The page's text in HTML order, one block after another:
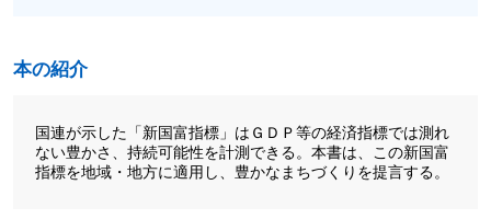
本の紹介
国連が示した「新国富指標」はＧＤＰ等の経済指標では測れ
ない豊かさ、持続可能性を計測できる。本書は、この新国富
指標を地域・地方に適用し、豊かなまちづくりを提言する。